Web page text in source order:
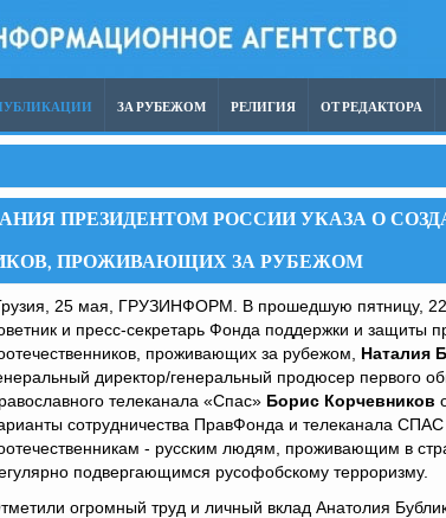
ЗА РУБЕЖОМ РЕЛИГИЯ ОТ РЕДАКТОРА
ПРЕЗИДЕНТОМ РОССИИ УКАЗА О
ПРОЖИВАЮЩИХ ЗА РУБЕЖОМ
25 мая, ГРУЗИНФОРМ. В прошедшую пятницу,
и пресс-секретарь Фонда поддержки и защиты
проживающих за рубежом, Наталия
директор/генеральный продюсер первого
телеканала «Спас» Борис Корчевников
сотрудничества ПравФонда и телеканала
- русским людям, проживающим в
подвергающимся русофобскому терроризму.
огромный труд и личный вклад Анатолия